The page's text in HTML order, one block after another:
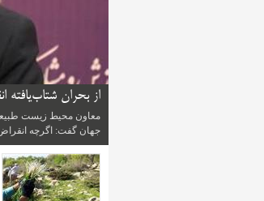
از بحران شتاب‌یافته
معاون محیط زیست
جهان گفت: اگرچه
...